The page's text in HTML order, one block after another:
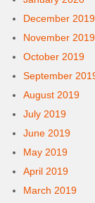
December 2019
November 2019
October 2019
September
August 2019
July 2019
June 2019
May 2019
April 2019
March 2019